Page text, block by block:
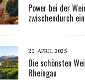
Power bei der
zwischendurch
20. APRIL 2025
Die schönsten
Rheingau